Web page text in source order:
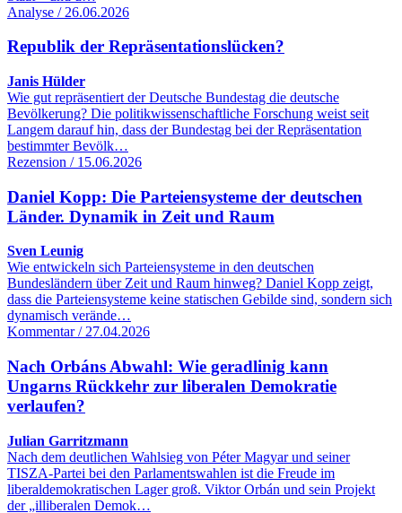
Analyse / 26.06.2026
Republik der Repräsentationslücken?
Janis Hülder
Wie gut repräsentiert der Deutsche Bundestag die deutsche
Bevölkerung? Die politikwissenschaftliche Forschung weist seit
Langem darauf hin, dass der Bundestag bei der Repräsentation
bestimmter Bevölk…
Rezension / 15.06.2026
Daniel Kopp: Die Parteiensysteme der deutschen
Länder. Dynamik in Zeit und Raum
Sven Leunig
Wie entwickeln sich Parteiensysteme in den deutschen
Bundesländern über Zeit und Raum hinweg? Daniel Kopp zeigt,
dass die Parteiensysteme keine statischen Gebilde sind, sondern sich
dynamisch verände…
Kommentar / 27.04.2026
Nach Orbáns Abwahl: Wie geradlinig kann
Ungarns Rückkehr zur liberalen Demokratie
verlaufen?
Julian Garritzmann
Nach dem deutlichen Wahlsieg von Péter Magyar und seiner
TISZA-Partei bei den Parlamentswahlen ist die Freude im
liberaldemokratischen Lager groß. Viktor Orbán und sein Projekt
der „illiberalen Demok…